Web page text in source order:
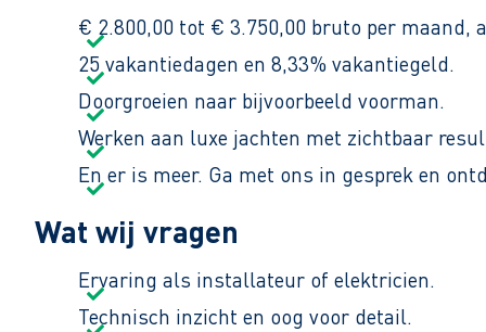
€ 2.800,00 tot € 3.750,00 bruto per maand,
25 vakantiedagen en 8,33% vakantiegeld.
Doorgroeien naar bijvoorbeeld voorman.
Werken aan luxe jachten met zichtbaar
En er is meer. Ga met ons in gesprek en
Wat wij vragen
Ervaring als installateur of elektricien.
Technisch inzicht en oog voor detail.